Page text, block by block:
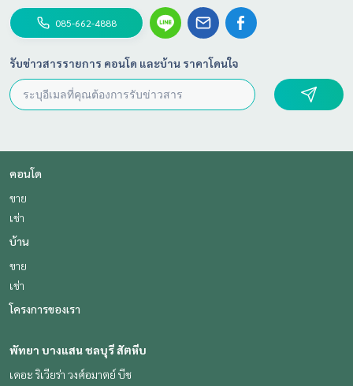
085-662-4888
รับข่าวสารรายการ คอนโด และบ้าน ราคาโดนใจ
คอนโด
ขาย
เช่า
บ้าน
ขาย
เช่า
โครงการของเรา
พัทยา บางแสน ชลบุรี สัตหีบ
เดอะ ริเวียร่า วงศ์อมาตย์ บีช